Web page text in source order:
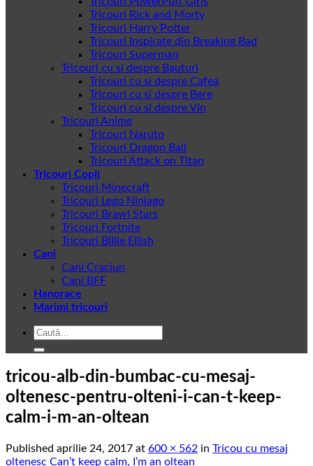
Tricouri Rick and Morty
Tricouri Harry Potter
Tricouri Inspirate din Breaking Bad
Tricouri Superman
Tricouri cu si despre Bauturi
Tricouri cu si despre Cafea
Tricouri cu si despre Bere
Tricouri cu si despre Vin
Tricouri Anime
Tricouri Naruto
Tricouri Dragon Ball
Tricouri Attack on Titan
Tricouri Copii
Tricouri Minecraft
Tricouri Lego Ninjago
Tricouri Brawl Stars
Tricouri Fortnite
Tricouri Billie Eilish
Cani
Cani Craciun
Cani BFF
Hanorace
Marimi tricouri
Caută
tricou-alb-din-bumbac-cu-mesaj-
oltenesc-pentru-olteni-i-can-t-keep-
calm-i-m-an-oltean
Published aprilie 24, 2017 at 600 × 562 in Tricou cu mesaj
oltenesc Can’t keep calm, I’m an oltean